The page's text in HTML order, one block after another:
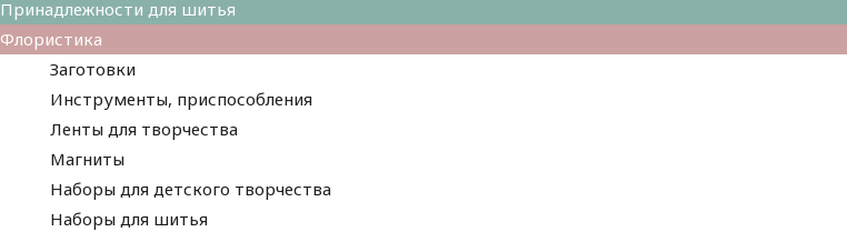
Принадлежности для шитья
Флористика
Заготовки
Инструменты, приспособления
Ленты для творчества
Магниты
Наборы для детского творчества
Наборы для шитья